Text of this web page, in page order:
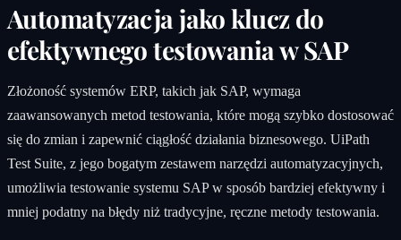
Automatyzacja jako klucz do
efektywnego testowania w SAP
Złożoność systemów ERP, takich jak SAP, wymaga
zaawansowanych metod testowania, które mogą szybko dostosować
się do zmian i zapewnić ciągłość działania biznesowego. UiPath
Test Suite, z jego bogatym zestawem narzędzi automatyzacyjnych,
umożliwia testowanie systemu SAP w sposób bardziej efektywny i
mniej podatny na błędy niż tradycyjne, ręczne metody testowania.